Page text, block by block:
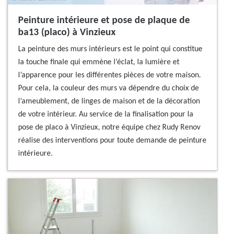
Peinture intérieure et pose de plaque de
ba13 (placo) à Vinzieux
La peinture des murs intérieurs est le point qui constitue
la touche finale qui emmène l’éclat, la lumière et
l’apparence pour les différentes pièces de votre maison.
Pour cela, la couleur des murs va dépendre du choix de
l’ameublement, de linges de maison et de la décoration
de votre intérieur. Au service de la finalisation pour la
pose de placo à Vinzieux, notre équipe chez Rudy Renov
réalise des interventions pour toute demande de peinture
intérieure.